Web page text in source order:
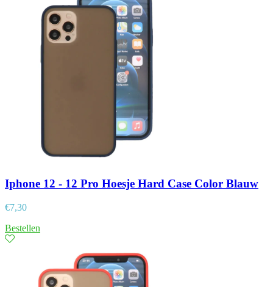
Iphone 12 - 12 Pro Hoesje Hard Case Color Blauw
€7,30
Bestellen